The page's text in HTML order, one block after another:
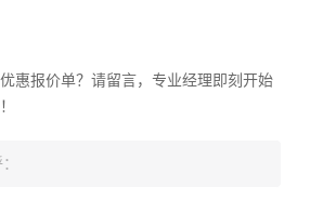
惠报价单？请留言，专业经理即刻开始